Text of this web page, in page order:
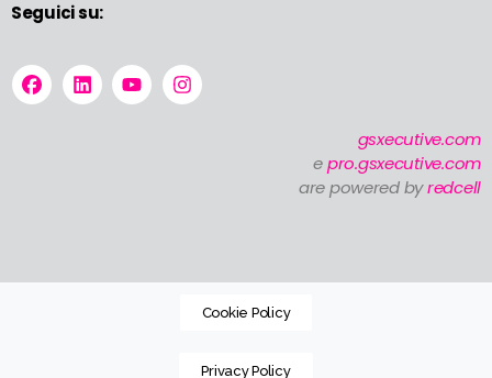
Seguici su:
gsxecutive.com
epro.gsxecutive.com
are powered byredcell
Cookie Policy
Privacy Policy